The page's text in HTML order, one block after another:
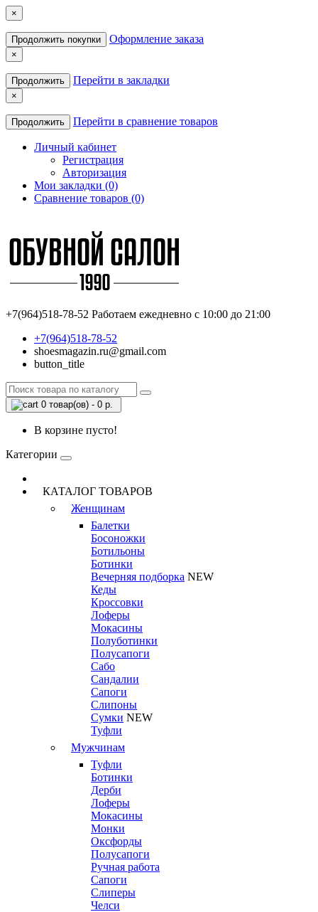
×
Продолжить покупки Оформление заказа
×
Продолжить Перейти в закладки
×
Продолжить Перейти в сравнение товаров
Личный кабинет
Регистрация
Авторизация
Мои закладки (0)
Сравнение товаров (0)
+7(964)518-78-52 Работаем ежедневно с 10:00 до 21:00
+7(964)518-78-52
shoesmagazin.ru@gmail.com
button_title
0 товар(ов) - 0 р.
В корзине пусто!
Категории
КАТАЛОГ ТОВАРОВ
Женщинам
Балетки
Босоножки
Ботильоны
Ботинки
Вечерняя подборка NEW
Кеды
Кроссовки
Лоферы
Мокасины
Полуботинки
Полусапоги
Сабо
Сандалии
Сапоги
Слипоны
Сумки NEW
Туфли
Мужчинам
Туфли
Ботинки
Дерби
Лоферы
Мокасины
Монки
Оксфорды
Полусапоги
Ручная работа
Сапоги
Слиперы
Челси